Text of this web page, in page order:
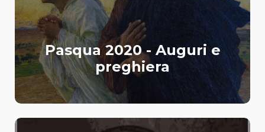
Pasqua 2020 - Auguri e
preghiera